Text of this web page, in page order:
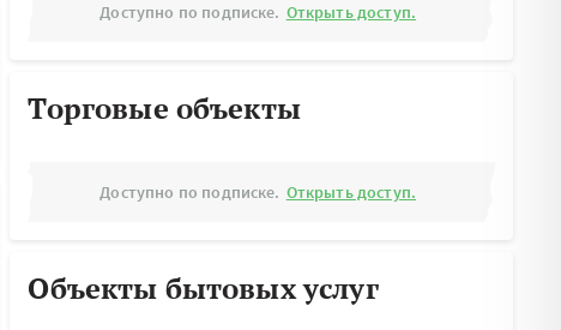
Доступно по подписке. Открыть доступ.
Торговые объекты
Доступно по подписке. Открыть доступ.
Объекты бытовых услуг